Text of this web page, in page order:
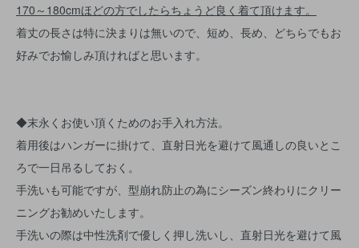
170～180cmほどの方でしたらちょうど良く着て頂けます。
着丈の長さは特に決まりは無いので、短め、長め、どちらでもお
好みでお愉しみ頂ければと思います。
◆末永くお使い頂くためのお手入れ方法。
着用後はハンガーに掛けて、直射日光を避けて風通しの良いとこ
ろで一日吊るしておく。
手洗いも可能ですが、型崩れ防止の為にシーズン終わりにクリー
ニングお勧めいたします。
手洗いの際は中性洗剤で優しく押し洗いし、直射日光を避けて風